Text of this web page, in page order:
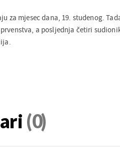
za mjesec dana, 19. studenog.
a posljednja četiri
(0)